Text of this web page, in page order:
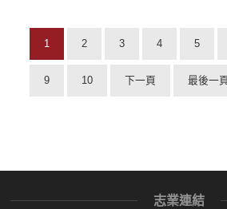
1 2 3 4 5
9 10 下一頁 最後一
志業連結